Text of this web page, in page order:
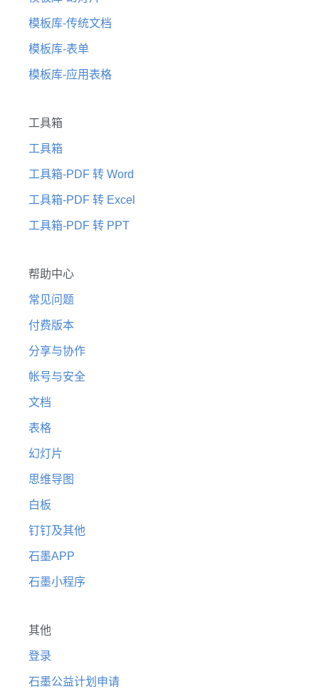
模板库-传统文档
模板库-表单
模板库-应用表格
工具箱
工具箱
工具箱-PDF 转 Word
工具箱-PDF 转 Excel
工具箱-PDF 转 PPT
帮助中心
常见问题
付费版本
分享与协作
帐号与安全
文档
表格
幻灯片
思维导图
白板
钉钉及其他
石墨APP
石墨小程序
其他
登录
石墨公益计划申请